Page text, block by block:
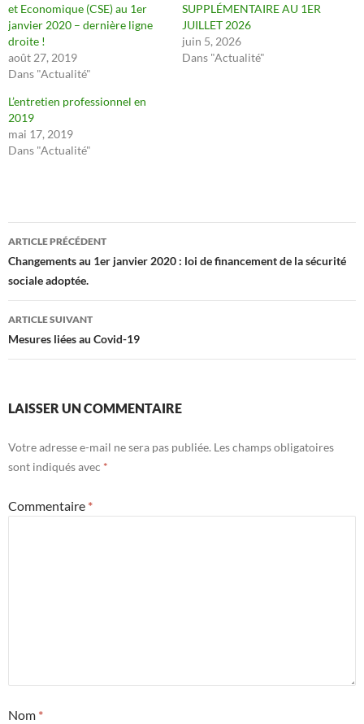
et Economique (CSE) au 1er
janvier 2020 – dernière ligne
droite !
août 27, 2019
Dans "Actualité"
SUPPLÉMENTAIRE AU 1ER
JUILLET 2026
juin 5, 2026
Dans "Actualité"
L’entretien professionnel en
2019
mai 17, 2019
Dans "Actualité"
Navigation
des
articles
ARTICLE PRÉCÉDENT
Changements au 1er janvier 2020 : loi de financement de la sécurité
sociale adoptée.
ARTICLE SUIVANT
Mesures liées au Covid-19
LAISSER UN COMMENTAIRE
Votre adresse e-mail ne sera pas publiée. Les champs obligatoires
sont indiqués avec *
Commentaire *
Nom *